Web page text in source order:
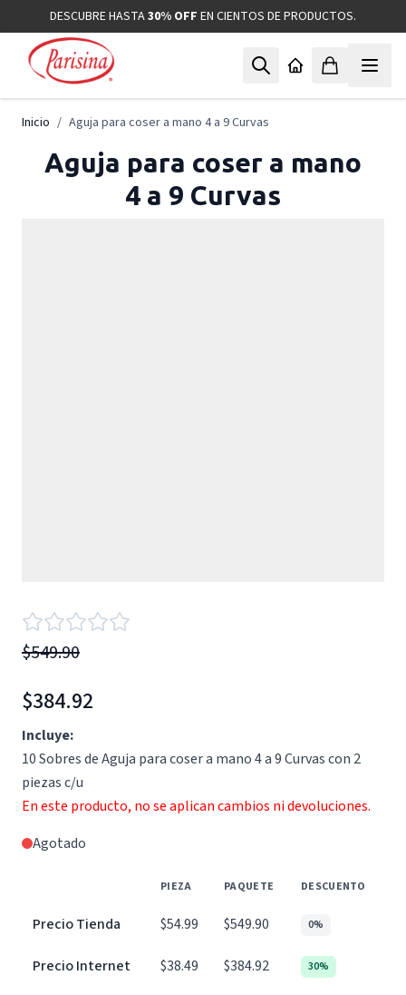
Ir al contenidoDESCUBRE HASTA30% OFF EN CIENTOS DE PRODUCTOS.
Inicio / Aguja para coser a mano 4 a 9 Curvas
Aguja para coser a mano
4 a 9 Curvas
$549.90
$384.92
Incluye:
10 Sobres de Aguja para coser a mano 4 a 9 Curvas con 2
piezas c/u
En este producto, no se aplican cambios ni devoluciones.
Agotado
PIEZA PAQUETE DESCUENTO
Precio Tienda $54.99 $549.90 0%
Precio Internet $38.49 $384.92 30%